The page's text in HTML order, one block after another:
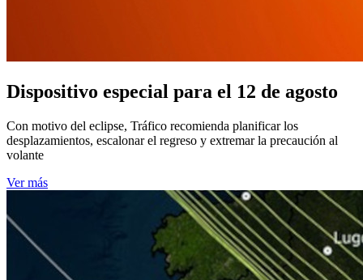
Dispositivo especial para el 12 de agosto
Con motivo del eclipse, Tráfico recomienda planificar los
desplazamientos, escalonar el regreso y extremar la precaución al
volante
Ver más